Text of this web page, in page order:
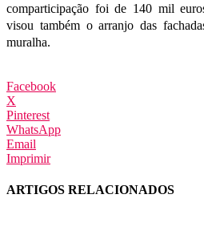
comparticipação foi de 140 mil
visou também o arranjo das
muralha.
Facebook
X
Pinterest
WhatsApp
Email
Imprimir
ARTIGOS RELACIONADOS